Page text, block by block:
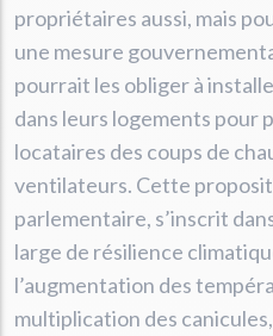
propriétaires aussi, mais
une mesure
pourrait les obliger à
dans leurs logements pour
locataires des coups de
ventilateurs. Cette
parlementaire, s’inscrit
large de résilience
l’augmentation des
multiplication des